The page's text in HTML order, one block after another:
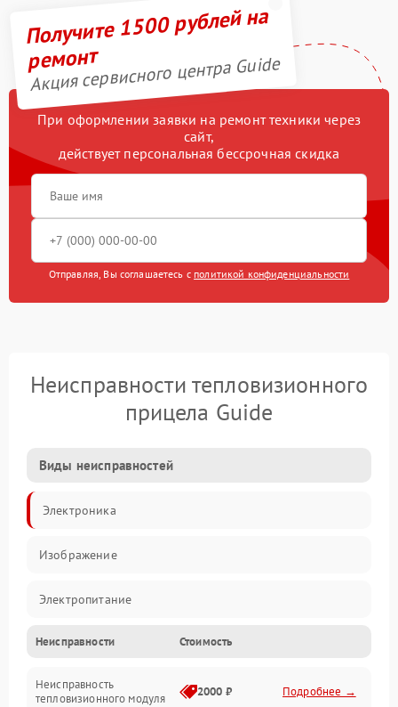
Получите 1500 рублей на
ремонт
Акция сервисного центра Guide
При оформлении заявки на ремонт техники через
сайт,
действует персональная бессрочная скидка
Отправляя, Вы соглашаетесь с политикой конфиденциальности
Неисправности тепловизионного
прицела Guide
Виды неисправностей
Электроника
Изображение
Электропитание
Измерения
Матрица
Неисправности Стоимость
Неисправность
тепловизионного модуля
2000 ₽ Подробнее →